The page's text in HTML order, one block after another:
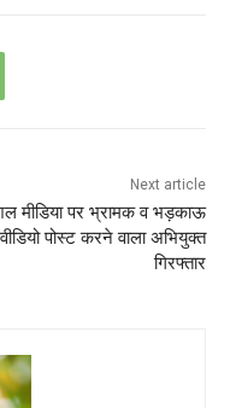
Next article
मीडिया पर भ्रामक व भड़काऊ
वीडियो पोस्ट करने वाला अभियुक्त
गिरफ्तार